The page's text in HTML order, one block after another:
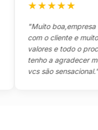
★★★
"Muito boa,empresa
com o cliente e muito
valores e todo o
tenho a agradecer
vcs são sensacional."